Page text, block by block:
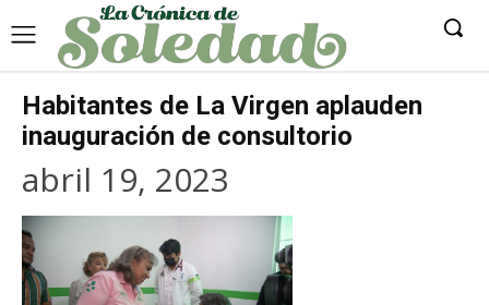
Habitantes de La Virgen aplauden
inauguración de consultorio
abril 19, 2023